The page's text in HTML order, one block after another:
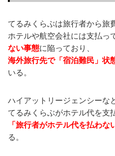
てるみくらぶは旅行者から旅
ホテルや航空会社には支払っ
ない事態に陥っており、
海外旅行先で「宿泊難民」状
いる。
ハイアットリージェンシーな
てるみくらぶがホテル代を支
「旅行者がホテル代を払わな
る。